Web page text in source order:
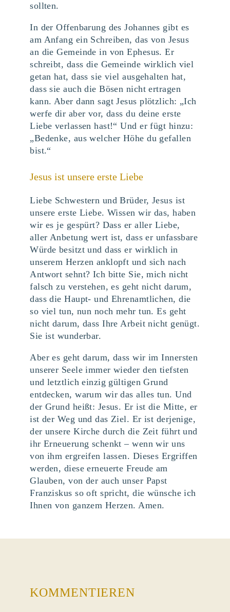
sollten.
In der Offenbarung des Johannes gibt es
am Anfang ein Schreiben, das von Jesus
an die Gemeinde in von Ephesus. Er
schreibt, dass die Gemeinde wirklich viel
getan hat, dass sie viel ausgehalten hat,
dass sie auch die Bösen nicht ertragen
kann. Aber dann sagt Jesus plötzlich: „Ich
werfe dir aber vor, dass du deine erste
Liebe verlassen hast!“ Und er fügt hinzu:
„Bedenke, aus welcher Höhe du gefallen
bist.“
Jesus ist unsere erste Liebe
Liebe Schwestern und Brüder, Jesus ist
unsere erste Liebe. Wissen wir das, haben
wir es je gespürt? Dass er aller Liebe,
aller Anbetung wert ist, dass er unfassbare
Würde besitzt und dass er wirklich in
unserem Herzen anklopft und sich nach
Antwort sehnt? Ich bitte Sie, mich nicht
falsch zu verstehen, es geht nicht darum,
dass die Haupt- und Ehrenamtlichen, die
so viel tun, nun noch mehr tun. Es geht
nicht darum, dass Ihre Arbeit nicht genügt.
Sie ist wunderbar.
Aber es geht darum, dass wir im Innersten
unserer Seele immer wieder den tiefsten
und letztlich einzig gültigen Grund
entdecken, warum wir das alles tun. Und
der Grund heißt: Jesus. Er ist die Mitte, er
ist der Weg und das Ziel. Er ist derjenige,
der unsere Kirche durch die Zeit führt und
ihr Erneuerung schenkt – wenn wir uns
von ihm ergreifen lassen. Dieses Ergriffen
werden, diese erneuerte Freude am
Glauben, von der auch unser Papst
Franziskus so oft spricht, die wünsche ich
Ihnen von ganzem Herzen. Amen.
KOMMENTIEREN